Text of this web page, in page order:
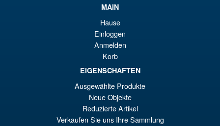
LPZZ UPFinegures DC
Comics – Absolute Batman
1/12 Scale Action Figure
PRÉ COMMANDE
MAIN
Hause
Einloggen
Anmelden
Korb
EIGENSCHAFTEN
Ausgewählte Produkte
Neue Objekte
Reduzierte Artikel
Verkaufen Sie uns Ihre Sammlung